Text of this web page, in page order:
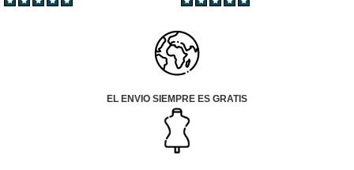
EL ENVIO SIEMPRE ES GRATIS